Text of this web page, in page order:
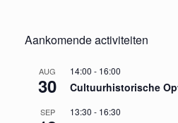
Aankomende activiteiten
AUG
30
14:00 - 16:00
Cultuurhistorische
SEP 13:30 - 16:30